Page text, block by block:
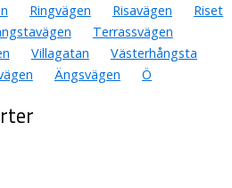
Ringvägen Risavägen
Riset
Terrassvägen
Villagatan
Västerhångsta
Ängsvägen Ö